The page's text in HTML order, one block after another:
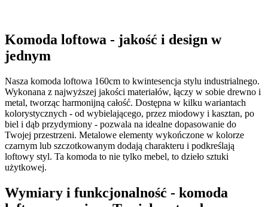
Komoda loftowa - jakość i design w
jednym
Nasza komoda loftowa 160cm to kwintesencja stylu industrialnego.
Wykonana z najwyższej jakości materiałów, łączy w sobie drewno i
metal, tworząc harmonijną całość. Dostępna w kilku wariantach
kolorystycznych - od wybielającego, przez miodowy i kasztan, po
biel i dąb przydymiony - pozwala na idealne dopasowanie do
Twojej przestrzeni. Metalowe elementy wykończone w kolorze
czarnym lub szczotkowanym dodają charakteru i podkreślają
loftowy styl. Ta komoda to nie tylko mebel, to dzieło sztuki
użytkowej.
Wymiary i funkcjonalność - komoda